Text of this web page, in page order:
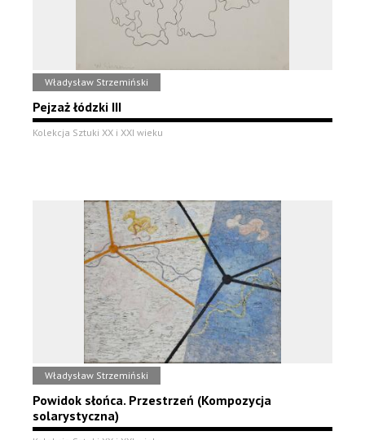
Władysław Strzemiński
Pejzaż łódzki III
Kolekcja Sztuki XX i XXI wieku
Władysław Strzemiński
Powidok słońca. Przestrzeń (Kompozycja
solarystyczna)